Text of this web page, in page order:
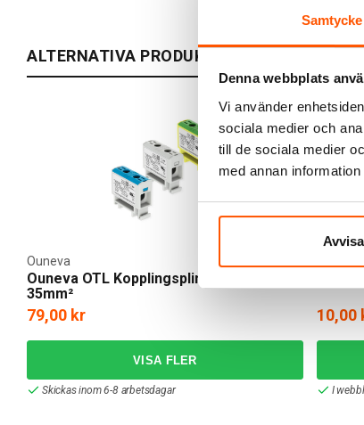
Samtycke
Denna webbplats
Vi använder
sociala medier och
till de sociala medier
med annan
Avvisa
ALTERNATIVA PRODUKTER
Ouneva OTL Kopplingsplint AL/CU 2,5-
35mm²
Ouneva
79,00 kr
Skickas inom 6-8 arbetsdagar
10,00
I